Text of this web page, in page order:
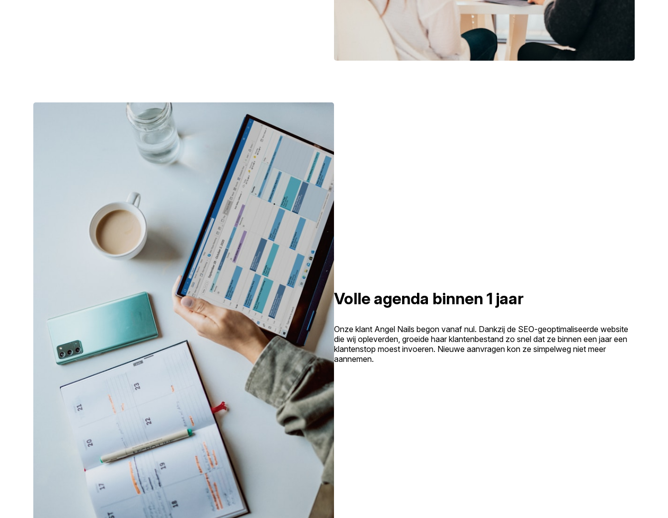
Volle agenda binnen 1 jaar
Onze klant Angel Nails begon vanaf nul. Dankzij de SEO-geoptimaliseerde website
die wij opleverden, groeide haar klantenbestand zo snel dat ze binnen een jaar een
klantenstop moest invoeren. Nieuwe aanvragen kon ze simpelweg niet meer
aannemen.